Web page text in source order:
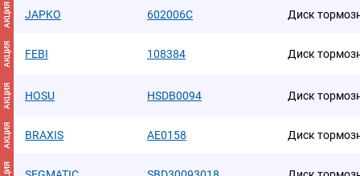
АКЦИЯ JAPKO 602006C Диск
АКЦИЯ FEBI 108384 Диск
АКЦИЯ HOSU HSDB0094 Диск
АКЦИЯ BRAXIS AE0158 Диск